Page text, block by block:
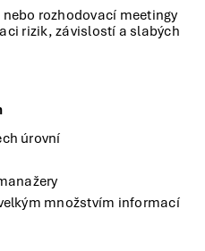
rozhodovací meetingy
rizik, závislostí a slabých
úrovní
množstvím informací